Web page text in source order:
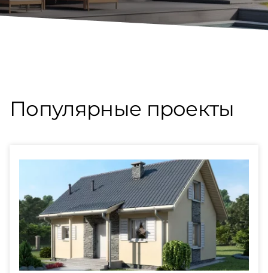
Популярные проекты